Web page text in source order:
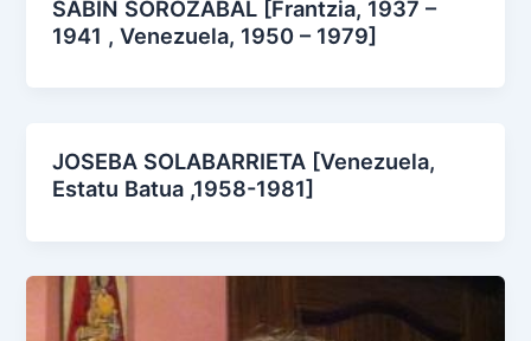
SABIN SOROZABAL [Frantzia, 1937 –
1941 , Venezuela, 1950 – 1979]
JOSEBA SOLABARRIETA [Venezuela,
Estatu Batua ,1958-1981]